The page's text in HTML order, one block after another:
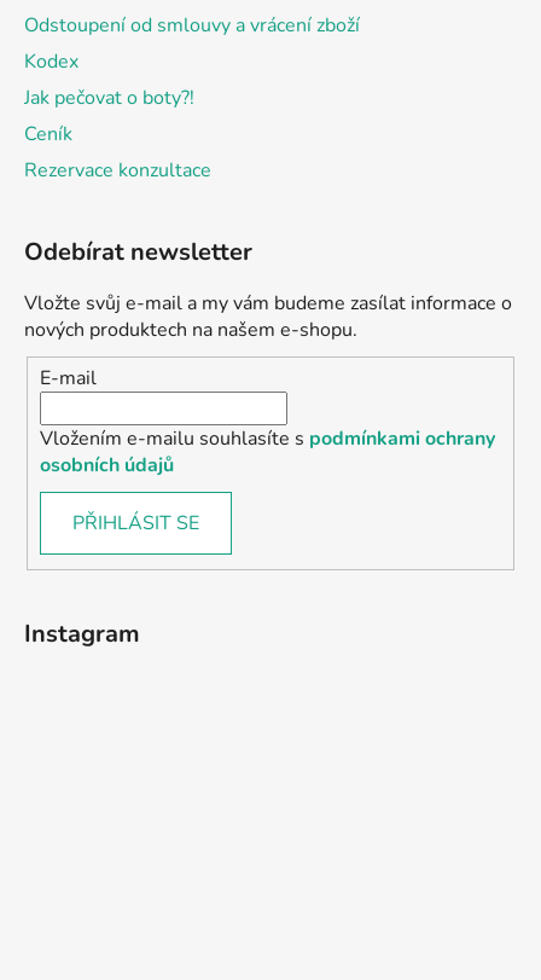
Odstoupení od smlouvy a vrácení zboží
Kodex
Jak pečovat o boty?!
Ceník
Rezervace konzultace
Odebírat newsletter
Vložte svůj e-mail a my vám budeme zasílat informace o
nových produktech na našem e-shopu.
E-mail
Vložením e-mailu souhlasíte s podmínkami ochrany
osobních údajů
PŘIHLÁSIT SE
Instagram